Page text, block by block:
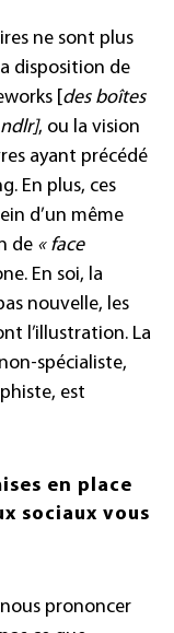
ne sont plus
disposition de
[des boîtes
, ou la vision
ayant précédé
En plus, ces
d’un même
de « face
En soi, la
nouvelle, les
l’illustration. La
spécialiste,
est
en place
sociaux vous
prononcer